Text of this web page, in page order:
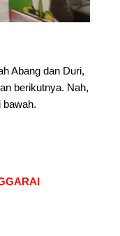
Abang dan Duri,
berikutnya. Nah,
bawah.